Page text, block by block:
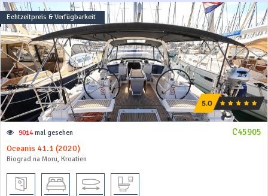
Echtzeitpreis & Verfügbarkeit
C45905
9014mal gesehen
Oceanis 41.1 (2020)
Biograd na Moru, Kroatien